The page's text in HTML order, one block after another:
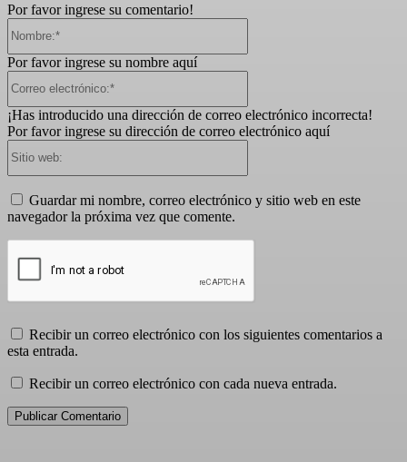
Por favor ingrese su comentario!
Por favor ingrese su nombre aquí
¡Has introducido una dirección de correo electrónico incorrecta!
Por favor ingrese su dirección de correo electrónico aquí
Guardar mi nombre, correo electrónico y sitio web en este
navegador la próxima vez que comente.
Recibir un correo electrónico con los siguientes comentarios a
esta entrada.
Recibir un correo electrónico con cada nueva entrada.